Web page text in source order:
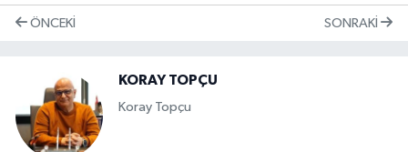
ÖNCEKI SONRAKI
KORAY TOPÇU
Koray Topçu